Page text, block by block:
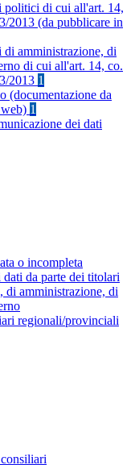
politici di cui all'art. 14,
2013 (da pubblicare in
amministrazione, di
di cui all'art. 14, co.
2013 1
(documentazione da
1
dei dati
o incompleta
da parte dei titolari
amministrazione, di
regionali/provinciali